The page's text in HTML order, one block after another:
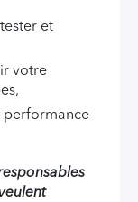
et
votre
performance